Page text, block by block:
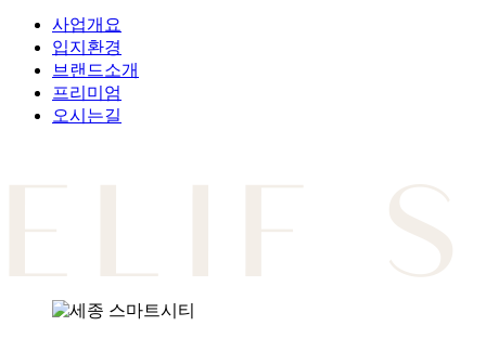
사업개요
입지환경
브랜드소개
프리미엄
오시는길